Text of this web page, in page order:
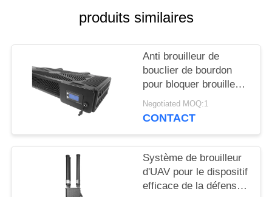
CITATION
PRIVACY
produits similaires
Anti brouilleur de
bouclier de bourdon
pour bloquer brouilleur
de sécurité de bourdon
de brouilleur de signal
Negotiated MOQ:1
CONTACT
Système de brouilleur
d'UAV pour le dispositif
efficace de la défense